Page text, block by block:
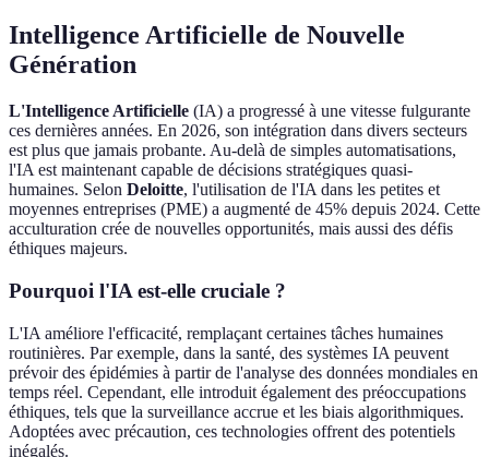
Intelligence Artificielle de Nouvelle
Génération
L'Intelligence Artificielle (IA) a progressé à une vitesse fulgurante
ces dernières années. En 2026, son intégration dans divers secteurs
est plus que jamais probante. Au-delà de simples automatisations,
l'IA est maintenant capable de décisions stratégiques quasi-
humaines. Selon Deloitte, l'utilisation de l'IA dans les petites et
moyennes entreprises (PME) a augmenté de 45% depuis 2024. Cette
acculturation crée de nouvelles opportunités, mais aussi des défis
éthiques majeurs.
Pourquoi l'IA est-elle cruciale ?
L'IA améliore l'efficacité, remplaçant certaines tâches humaines
routinières. Par exemple, dans la santé, des systèmes IA peuvent
prévoir des épidémies à partir de l'analyse des données mondiales en
temps réel. Cependant, elle introduit également des préoccupations
éthiques, tels que la surveillance accrue et les biais algorithmiques.
Adoptées avec précaution, ces technologies offrent des potentiels
inégalés.